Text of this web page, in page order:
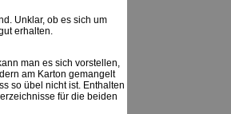
Unklar, ob es sich um
erhalten.
man es sich vorstellen,
am Karton gemangelt
so übel nicht ist. Enthalten
für die beiden